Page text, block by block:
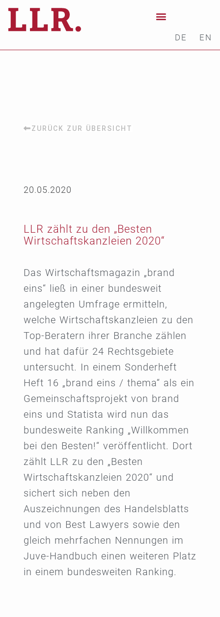
DE EN
ZURÜCK ZUR ÜBERSICHT
20.05.2020
LLR zählt zu den „Besten
Wirtschaftskanzleien 2020“
Das Wirtschaftsmagazin „brand
eins“ ließ in einer bundesweit
angelegten Umfrage ermitteln,
welche Wirtschaftskanzleien zu den
Top-Beratern ihrer Branche zählen
und hat dafür 24 Rechtsgebiete
untersucht. In einem Sonderheft
Heft 16 „brand eins / thema“ als ein
Gemeinschaftsprojekt von brand
eins und Statista wird nun das
bundesweite Ranking „Willkommen
bei den Besten!“ veröffentlicht. Dort
zählt LLR zu den „Besten
Wirtschaftskanzleien 2020“ und
sichert sich neben den
Auszeichnungen des Handelsblatts
und von Best Lawyers sowie den
gleich mehrfachen Nennungen im
Juve-Handbuch einen weiteren Platz
in einem bundesweiten Ranking.